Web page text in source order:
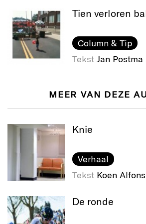
Tien verloren
Column & Tip
Tekst Jan Postma
MEER VAN DEZE
Knie
Verhaal
Tekst Koen Alfons
De ronde